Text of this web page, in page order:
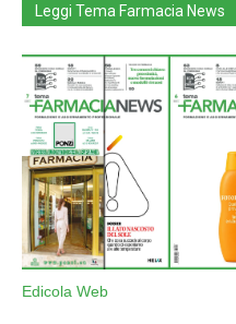
Leggi Tema Farmacia News
Edicola Web